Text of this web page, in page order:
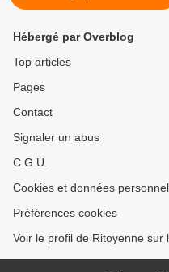
Hébergé par Overblog
Top articles
Pages
Contact
Signaler un abus
C.G.U.
Cookies et données
Préférences cookies
Voir le profil de Ritoyenne sur